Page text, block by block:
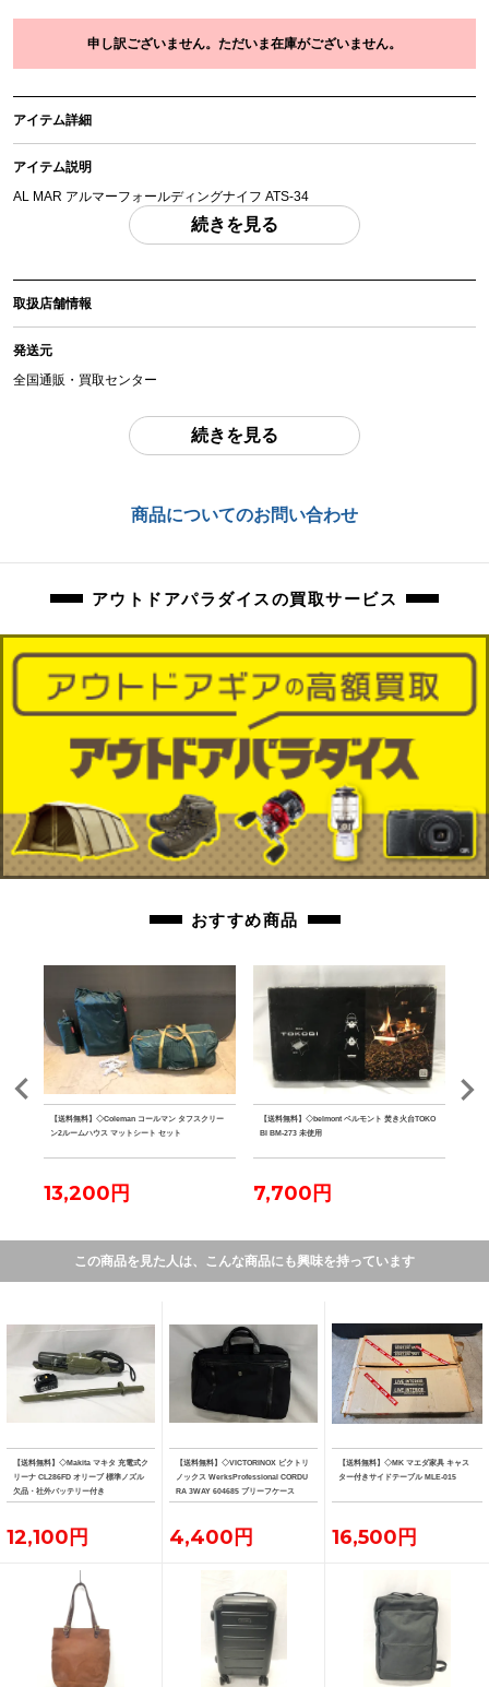
申し訳ございません。ただいま在庫がございません。
アイテム詳細
アイテム説明
AL MAR アルマーフォールディングナイフ ATS-34
実寸 刃体長：約8cm 全長：約20.5cm 重さ：約66g 「付属品」・・・ 写真のも
のがすべてになります。
アイテム状態
多少の擦れ、傷、汚れ等ございます。
orb-2605302813-od-081570434
続きを見る
取扱店舗情報
発送元
全国通販・買取センター
東京都江戸川区中葛西6-10-15 2F
続きを見る
商品についてのお問い合わせ
アウトドアパラダイスの買取サービス
おすすめ商品
【送料無料】◇Coleman コールマン タフスクリー
ン2ルームハウス マットシート セット
13,200円
【送料無料】◇belmont ベルモント 焚き火台TOKO
BI BM-273 未使用
7,700円
この商品を見た人は、こんな商品にも興味を持っています
【送料無料】◇Makita マキタ 充電式ク
リーナ CL286FD オリーブ 標準ノズル
欠品・社外バッテリー付き
12,100円
【送料無料】◇VICTORINOX ビクトリ
ノックス WerksProfessional CORDU
RA 3WAY 604685 ブリーフケース
4,400円
【送料無料】◇MK マエダ家具 キャス
ター付きサイドテーブル MLE-015
16,500円